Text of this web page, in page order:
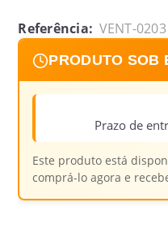
Referência: VENT-0203
PRODUTO SOB
Prazo de
Este produto está
comprá-lo agora e